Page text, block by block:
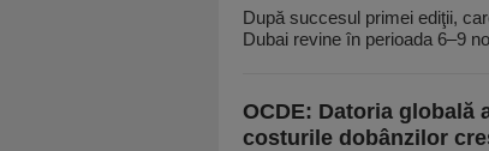
După succesul primei ediţii,
Dubai revine în perioada 6–9
OCDE: Datoria globală
costurile dobânzilor